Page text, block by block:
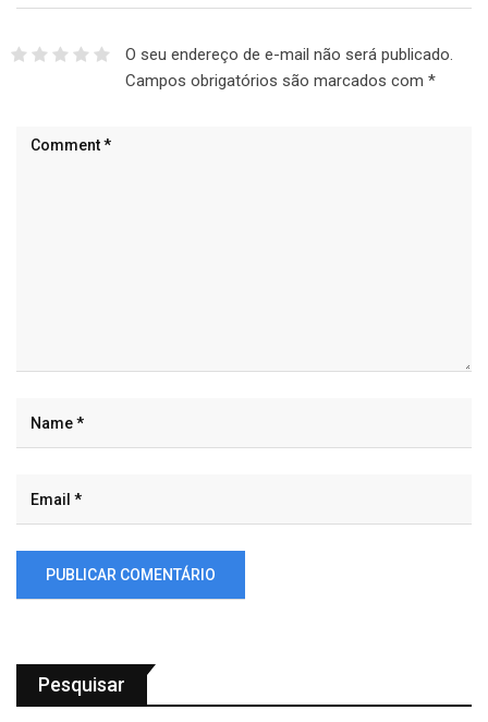
O seu endereço de e-mail não será publicado.
Campos obrigatórios são marcados com *
Pesquisar